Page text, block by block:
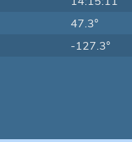
47.3°
-127.3°